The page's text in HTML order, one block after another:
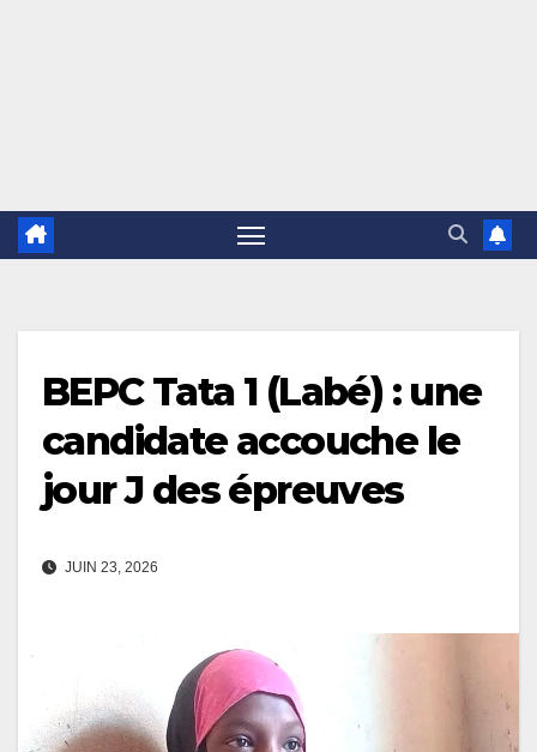
BEPC Tata 1 (Labé) : une
candidate accouche le
jour J des épreuves
JUIN 23, 2026